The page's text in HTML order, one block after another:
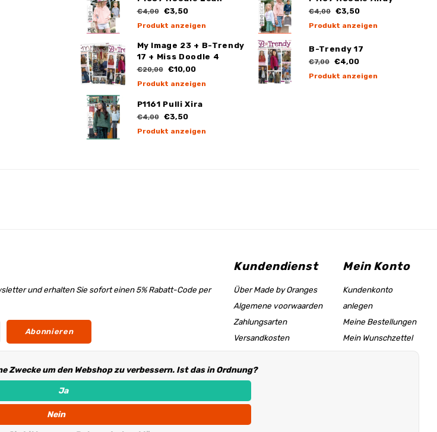
€4,00 €3,50
Produkt anzeigen
€4,00 €3,50
Produkt anzeigen
My Image 23 + B-Trendy
17 + Miss Doodle 4
€20,00 €10,00
Produkt anzeigen
B-Trendy 17
€7,00 €4,00
Produkt anzeigen
P1161 Pulli Xira
€4,00 €3,50
Produkt anzeigen
und erhalten Sie sofort einen 5% Rabatt-Code per
Abonnieren
Kundendienst
Über Made by Oranges
Algemene voorwaarden
Zahlungsarten
Versandkosten
Größentabelle &
Hilfeseite
Händler Informationen
Mein Konto
Kundenkonto
anlegen
Meine Bestellungen
Mein Wunschzettel
Zwecke um den Webshop zu verbessern. Ist das in Ordnung?
Ja
Nein